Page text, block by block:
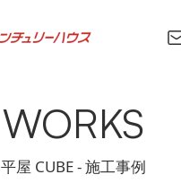
WORKS
平屋 CUBE - 施工事例